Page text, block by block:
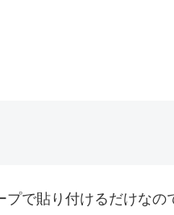
で貼り付けるだけな